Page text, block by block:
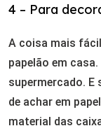
4 – Para
A coisa mais
papelão em
supermercado. E
de achar em
material das